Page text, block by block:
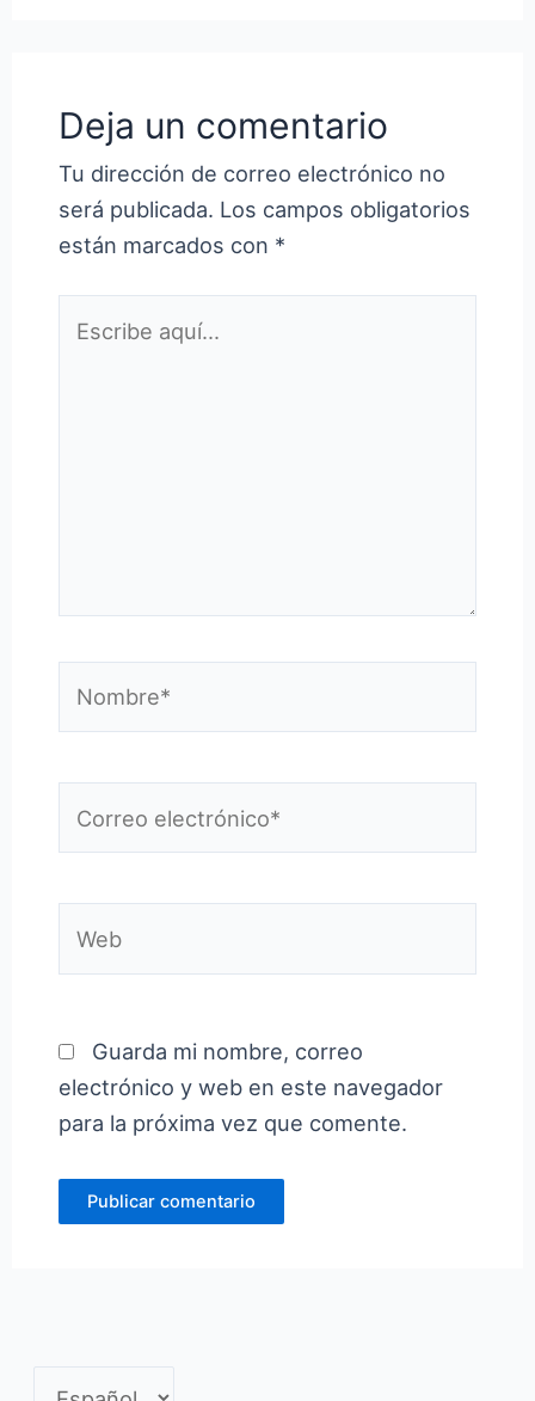
Deja un comentario
Tu dirección de correo electrónico no
será publicada. Los campos obligatorios
están marcados con *
aquí...
electrónico*
Guarda mi nombre, correo
electrónico y web en este navegador
para la próxima vez que comente.